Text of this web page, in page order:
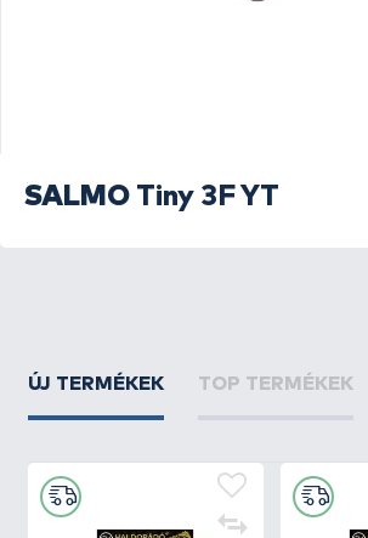
SALMO Tiny 3F YT
ÚJ TERMÉKEK TOP TERMÉKEK